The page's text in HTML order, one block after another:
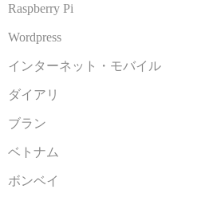
Raspberry Pi
Wordpress
インターネット・モバイル
ダイアリ
ブラン
ベトナム
ボンベイ